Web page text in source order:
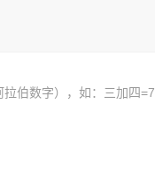
伯数字），如：三加四=7